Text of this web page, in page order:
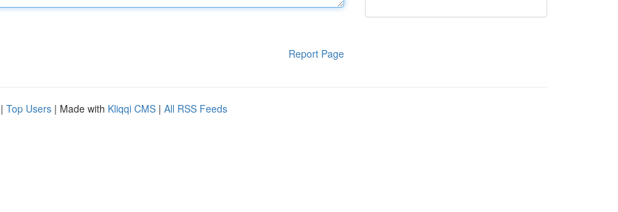
Report Page
| Top Users | Made with Kliqqi CMS | All RSS Feeds